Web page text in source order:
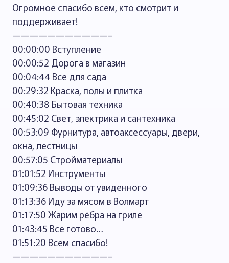
Огромное спасибо всем, кто смотрит и
поддерживает!
———————————–
00:00:00 Вступление
00:00:52 Дорога в магазин
00:04:44 Все для сада
00:29:32 Краска, полы и плитка
00:40:38 Бытовая техника
00:45:02 Свет, электрика и сантехника
00:53:09 Фурнитура, автоаксессуары, двери,
окна, лестницы
00:57:05 Стройматериалы
01:01:52 Инструменты
01:09:36 Выводы от увиденного
01:13:36 Иду за мясом в Волмарт
01:17:50 Жарим рёбра на гриле
01:43:45 Все готово…
01:51:20 Всем спасибо!
———————————–